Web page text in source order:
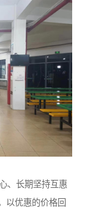
、长期坚持互惠
以优惠的价格回